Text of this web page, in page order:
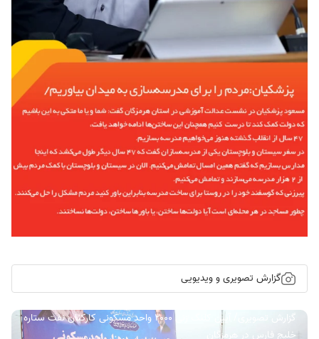
گزارش تصویری و ویدیویی
گزارش تصویری/ آیین کلنگ زنی ۲۰۰۰ واحد مسکونی کارکنان نفت ستاره
خلیج فارس در هرمزگان